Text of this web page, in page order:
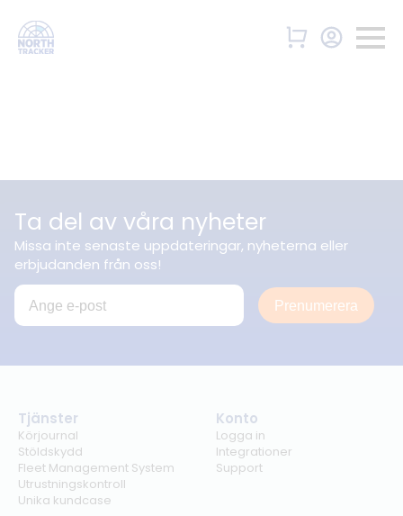
Ta del av våra nyheter
Missa inte senaste uppdateringar, nyheterna eller
erbjudanden från oss!
Prenumerera
Tjänster
Körjournal
Stöldskydd
Fleet Management System
Utrustningskontroll
Unika kundcase
Konto
Logga in
Integrationer
Support